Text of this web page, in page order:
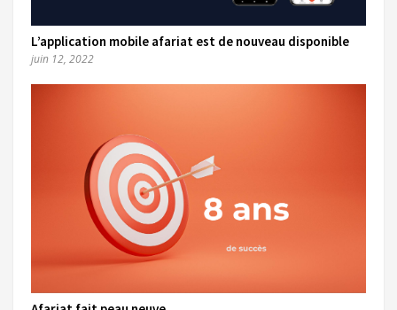
L’application mobile afariat est de nouveau disponible
juin 12, 2022